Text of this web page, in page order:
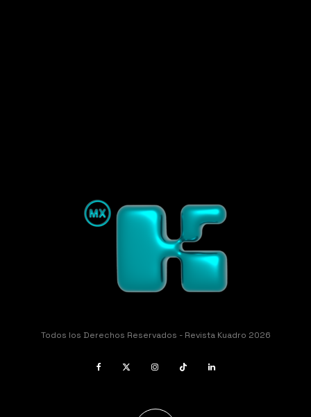
Todos los Derechos Reservados - Revista Kuadro 2026